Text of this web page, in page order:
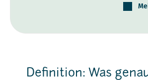
Definition: Was